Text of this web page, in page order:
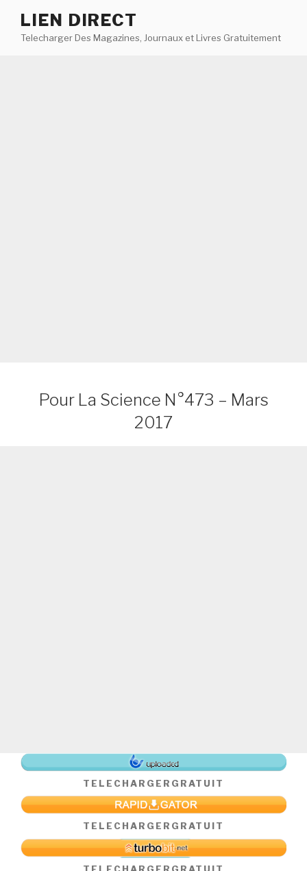
contenu
LIEN DIRECT
Telecharger Des Magazines, Journaux et Livres Gratuitement
Pour La Science N°473 – Mars
2017
TELECHARGER GRATUIT
TELECHARGER GRATUIT